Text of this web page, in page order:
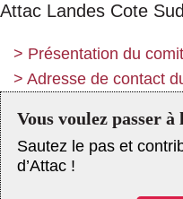
Attac Landes Cote Sud
> Présentation du
> Adresse de contact
Vous voulez passer à
Sautez le pas et
d’Attac !